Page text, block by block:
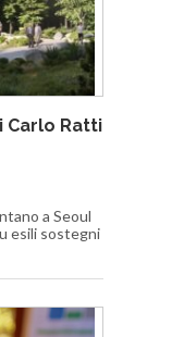
Carlo Ratti
a Seoul
esili sostegni